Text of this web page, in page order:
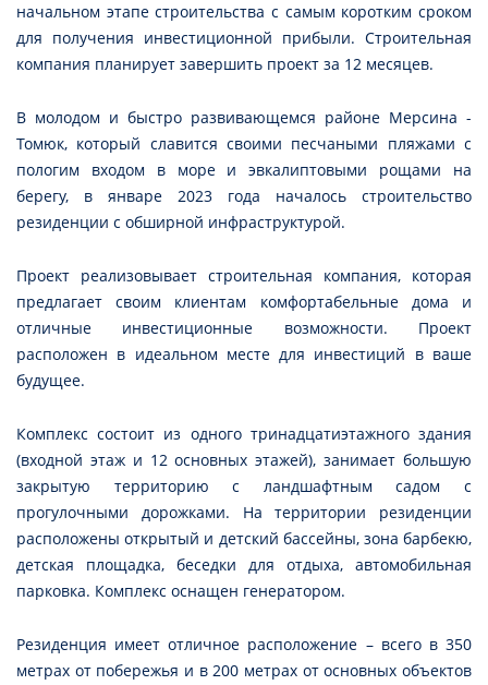
начальном этапе строительства с самым коротким сроком
для получения инвестиционной прибыли. Строительная
компания планирует завершить проект за 12 месяцев.
В молодом и быстро развивающемся районе Мерсина -
Томюк, который славится своими песчаными пляжами с
пологим входом в море и эвкалиптовыми рощами на
берегу, в январе 2023 года началось строительство
резиденции с обширной инфраструктурой.
Проект реализовывает строительная компания, которая
предлагает своим клиентам комфортабельные дома и
отличные инвестиционные возможности. Проект
расположен в идеальном месте для инвестиций в ваше
будущее.
Комплекс состоит из одного тринадцатиэтажного здания
(входной этаж и 12 основных этажей), занимает большую
закрытую территорию с ландшафтным садом с
прогулочными дорожками. На территории резиденции
расположены открытый и детский бассейны, зона барбекю,
детская площадка, беседки для отдыха, автомобильная
парковка. Комплекс оснащен генератором.
Резиденция имеет отличное расположение – всего в 350
метрах от побережья и в 200 метрах от основных объектов